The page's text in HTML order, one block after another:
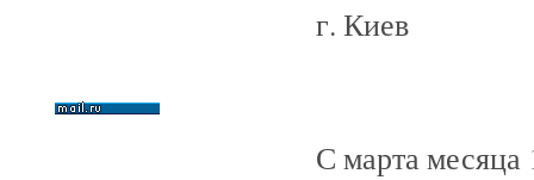
г. Киев
С марта